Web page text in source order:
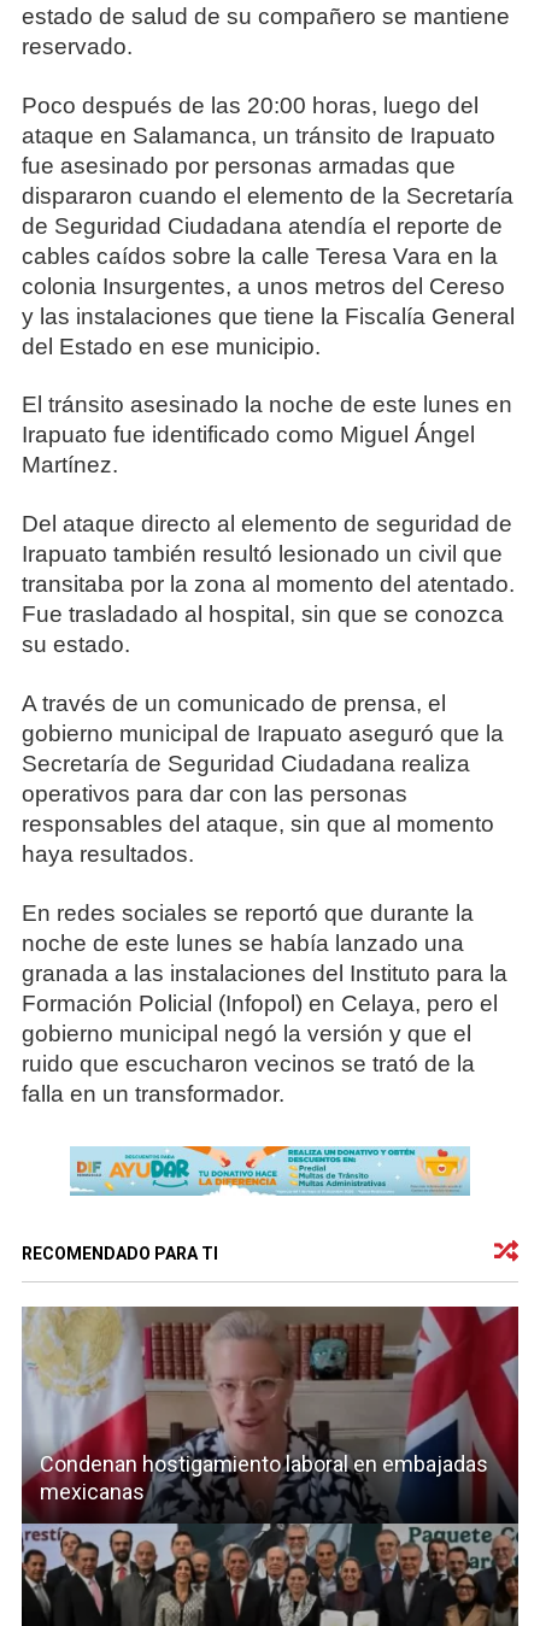
estado de salud de su compañero se mantiene
reservado.
Poco después de las 20:00 horas, luego del
ataque en Salamanca, un tránsito de Irapuato
fue asesinado por personas armadas que
dispararon cuando el elemento de la Secretaría
de Seguridad Ciudadana atendía el reporte de
cables caídos sobre la calle Teresa Vara en la
colonia Insurgentes, a unos metros del Cereso
y las instalaciones que tiene la Fiscalía General
del Estado en ese municipio.
El tránsito asesinado la noche de este lunes en
Irapuato fue identificado como Miguel Ángel
Martínez.
Del ataque directo al elemento de seguridad de
Irapuato también resultó lesionado un civil que
transitaba por la zona al momento del atentado.
Fue trasladado al hospital, sin que se conozca
su estado.
A través de un comunicado de prensa, el
gobierno municipal de Irapuato aseguró que la
Secretaría de Seguridad Ciudadana realiza
operativos para dar con las personas
responsables del ataque, sin que al momento
haya resultados.
En redes sociales se reportó que durante la
noche de este lunes se había lanzado una
granada a las instalaciones del Instituto para la
Formación Policial (Infopol) en Celaya, pero el
gobierno municipal negó la versión y que el
ruido que escucharon vecinos se trató de la
falla en un transformador.
RECOMENDADO PARA TI
Condenan hostigamiento laboral en embajadas
mexicanas